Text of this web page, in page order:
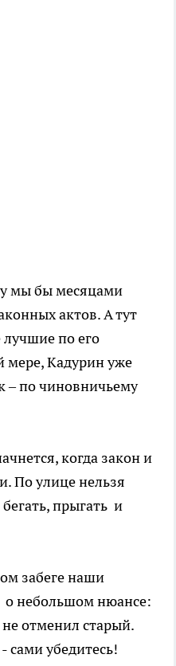
мы бы месяцами
актов. А тут
по его
Кадурин уже
– по чиновничьему
когда закон и
По улице нельзя
прыгать и
забеге наши
о небольшом нюансе:
отменил старый.
сами убедитесь!